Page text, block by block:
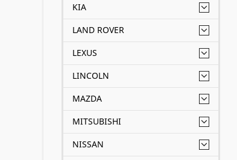
KIA
LAND ROVER
LEXUS
LINCOLN
MAZDA
MITSUBISHI
NISSAN